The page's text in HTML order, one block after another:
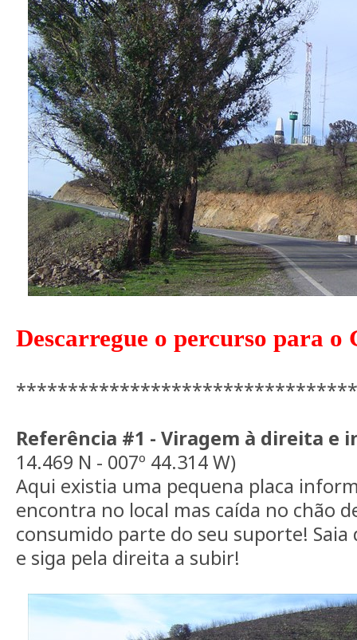
Descarregue o percurso para o
Referência #1 - Viragem à direita e
14.469 N - 007º 44.314 W)
Aqui existia uma pequena placa
encontra no local mas caída no chão
consumido parte do seu suporte!
e siga pela direita a subir!